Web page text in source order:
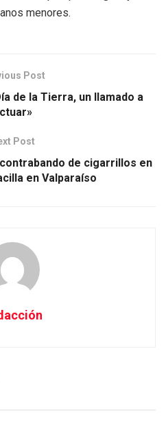
menores.
Post
de la Tierra, un llamado a
Post
de cigarrillos en
en Valparaíso